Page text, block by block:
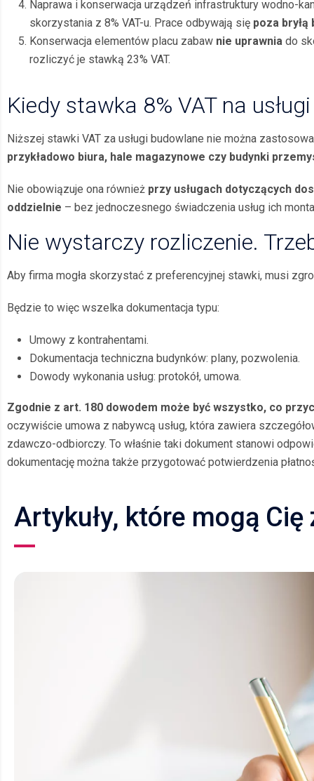
Naprawa i konserwacja urządzeń infrastruktury wodno-
skorzystania z 8% VAT-u. Prace odbywają się poza bryłą
Konserwacja elementów placu zabaw nie uprawnia do
rozliczyć je stawką 23% VAT.
Kiedy stawka 8% VAT na
Niższej stawki VAT za usługi budowlane nie można
przykładowo biura, hale magazynowe czy budynki
Nie obowiązuje ona również przy usługach dotyczących
oddzielnie – bez jednoczesnego świadczenia usług ich
Nie wystarczy rozliczenie.
Aby firma mogła skorzystać z preferencyjnej stawki, musi
Będzie to więc wszelka dokumentacja typu:
Umowy z kontrahentami.
Dokumentacja techniczna budynków: plany, pozwolenia.
Dowody wykonania usług: protokół, umowa.
Zgodnie z art. 180 dowodem może być wszystko, co
oczywiście umowa z nabywcą usług, która zawiera
zdawczo-odbiorczy. To właśnie taki dokument stanowi
dokumentację można także przygotować potwierdzenia
Artykuły, które mogą